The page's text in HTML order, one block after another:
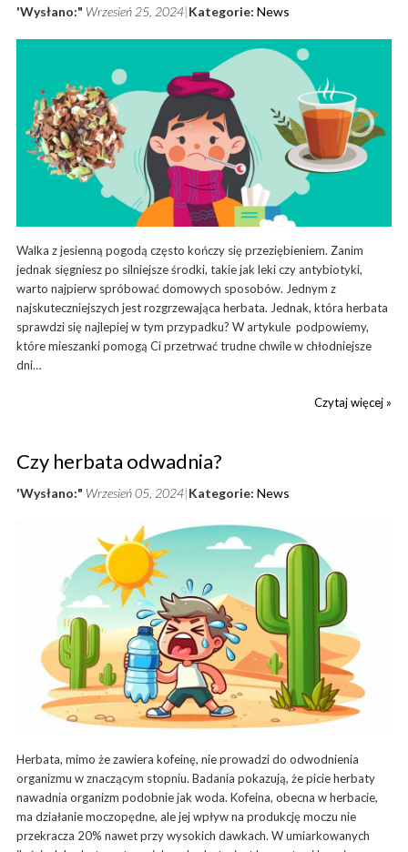
'Wysłano:" Wrzesień 25, 2024 Kategorie: News
Walka z jesienną pogodą często kończy się przeziębieniem. Zanim
jednak sięgniesz po silniejsze środki, takie jak leki czy antybiotyki,
warto najpierw spróbować domowych sposobów. Jednym z
najskuteczniejszych jest rozgrzewająca herbata. Jednak, która herbata
sprawdzi się najlepiej w tym przypadku? W artykule podpowiemy,
które mieszanki pomogą Ci przetrwać trudne chwile w chłodniejsze
dni…
Czytaj więcej »
Czy herbata odwadnia?
'Wysłano:" Wrzesień 05, 2024 Kategorie: News
Herbata, mimo że zawiera kofeinę, nie prowadzi do odwodnienia
organizmu w znaczącym stopniu. Badania pokazują, że picie herbaty
nawadnia organizm podobnie jak woda. Kofeina, obecna w herbacie,
ma działanie moczopędne, ale jej wpływ na produkcję moczu nie
przekracza 20% nawet przy wysokich dawkach. W umiarkowanych